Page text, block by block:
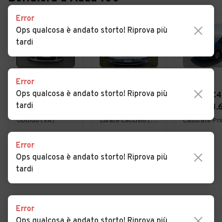
€ 4.950
Fiat Panda 1.2
EasyPower
Lounge
Uboldo (VA)
Ford Focus 1.6i
Ambiente
Lurate Caccivio (CO)
Citroen C4
Picasso
7posti
VEDI TUTTE
Cerca altri risultati
Error
Ops qualcosa è andato storto! Riprova più
tardi
Error
Ops qualcosa è andato storto! Riprova più
tardi
Error
Ops qualcosa è andato storto! Riprova più
tardi
Error